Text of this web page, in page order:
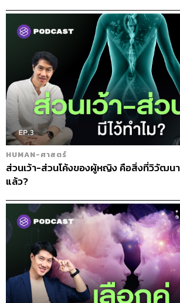
HUMAN-ศาสตร์
ส่วนเว้า-ส่วนโค้งของผู้หญิง คือสิ่งที่วิวัฒน
แล้ว?